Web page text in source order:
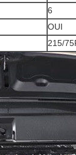
6
OUI
215/